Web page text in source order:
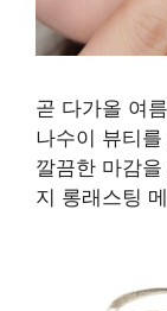
곧 다가올 여
나수이 뷰티
깔끔한 마감
지 롱래스팅